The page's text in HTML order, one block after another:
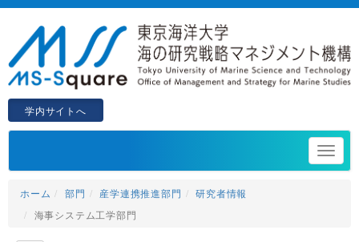
学内サイトへ
ホーム 部門 産学連携推進部門
研究者情報
海事システム工学部門